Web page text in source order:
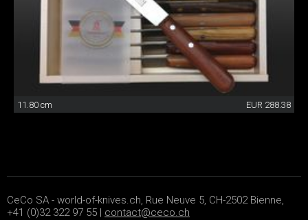
11.80 cm EUR 288.38
CeCo SA - world-of-knives.ch, Rue Neuve 5, CH-2502 Bienne,
+41 (0)32 322 97 55 | contact@ceco.ch